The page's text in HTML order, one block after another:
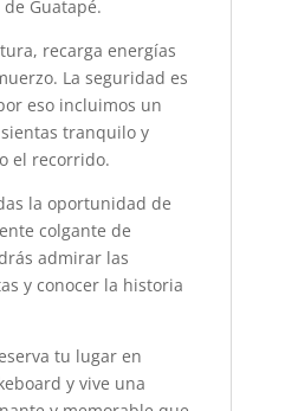
Guatapé.
recarga energías
La seguridad es
eso incluimos un
tranquilo y
el recorrido.
la oportunidad de
colgante de
admirar las
y conocer la historia
tu lugar en
y vive una